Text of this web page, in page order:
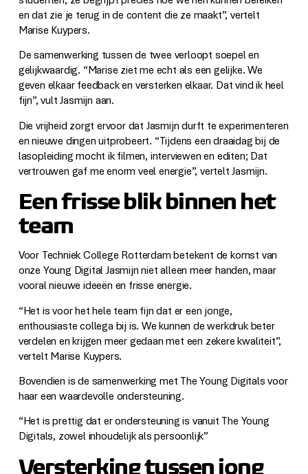
en dat zie je terug in de content die ze maakt”, vertelt
Marise Kuypers.
De samenwerking tussen de twee verloopt soepel en
gelijkwaardig. “Marise ziet me echt als een gelijke. We
geven elkaar feedback en versterken elkaar. Dat vind ik heel
fijn”, vult Jasmijn aan.
Die vrijheid zorgt ervoor dat Jasmijn durft te experimenteren
en nieuwe dingen uitprobeert. “Tijdens een draaidag bij de
lasopleiding mocht ik filmen, interviewen en editen; Dat
vertrouwen gaf me enorm veel energie”, vertelt Jasmijn.
Een frisse blik binnen het
team
Voor Techniek College Rotterdam betekent de komst van
onze Young Digital Jasmijn niet alleen meer handen, maar
vooral nieuwe ideeën en frisse energie.
“Het is voor het hele team fijn dat er een jonge,
enthousiaste collega bij is. We kunnen de werkdruk beter
verdelen en krijgen meer gedaan met een zekere kwaliteit”,
vertelt Marise Kuypers.
Bovendien is de samenwerking met The Young Digitals voor
haar een waardevolle ondersteuning.
“Het is prettig dat er ondersteuning is vanuit The Young
Digitals, zowel inhoudelijk als persoonlijk”
Versterking tussen jong